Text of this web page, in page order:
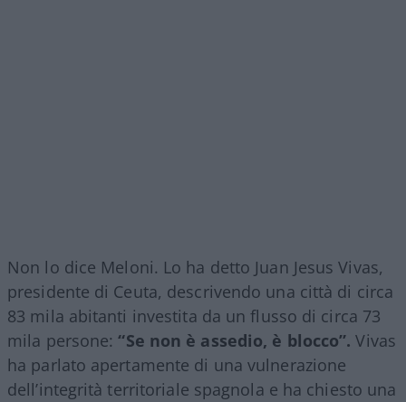
Non lo dice Meloni. Lo ha detto Juan Jesus Vivas,
presidente di Ceuta, descrivendo una città di circa
83 mila abitanti investita da un flusso di circa 73
mila persone: “Se non è assedio, è blocco”. Vivas
ha parlato apertamente di una vulnerazione
dell’integrità territoriale spagnola e ha chiesto una